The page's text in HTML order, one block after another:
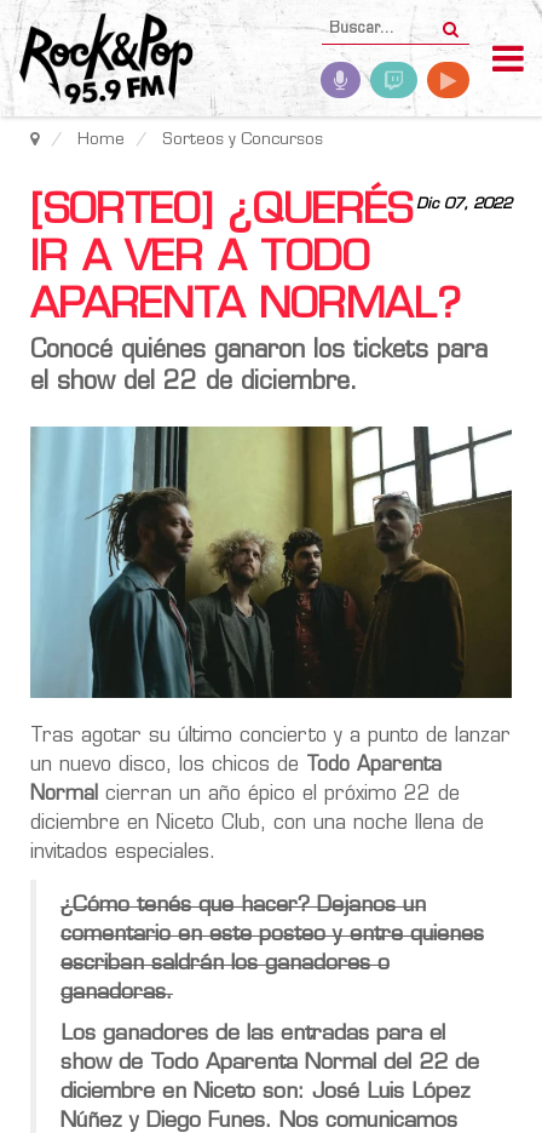
Home Sorteos y Concursos
Dic 07, 2022
[SORTEO] ¿QUERÉS
IR A VER A TODO
APARENTA NORMAL?
Conocé quiénes ganaron los tickets para
el show del 22 de diciembre.
Tras agotar su último concierto y a punto de lanzar
un nuevo disco, los chicos de
Todo Aparenta
Normal cierran un año épico el próximo 22 de
diciembre en Niceto Club, con una noche llena de
invitados especiales.
¿Cómo tenés que hacer? Dejanos un
comentario en este posteo y entre quienes
escriban saldrán los ganadores o
ganadoras.
Los ganadores de las entradas para el
show de Todo Aparenta Normal del 22 de
diciembre en Niceto son: José Luis López
Núñez y Diego Funes. Nos comunicamos